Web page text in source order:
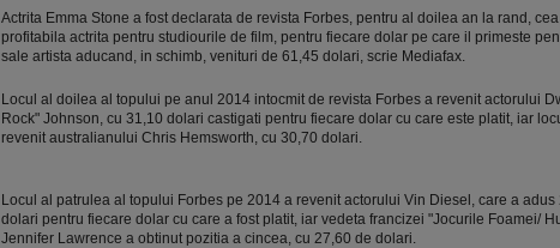
Actrita Emma Stone a fost declarata de revista Forbes, pentru al doilea an la rand,
profitabila actrita pentru studiourile de film, pentru fiecare dolar pe care il primeste
sale artista aducand, in schimb, venituri de 61,45 dolari, scrie Mediafax.
Locul al doilea al topului pe anul 2014 intocmit de revista Forbes a revenit actorului
Rock" Johnson, cu 31,10 dolari castigati pentru fiecare dolar cu care este platit, iar
revenit australianului Chris Hemsworth, cu 30,70 dolari.
Locul al patrulea al topului Forbes pe 2014 a revenit actorului Vin Diesel, care a adus
dolari pentru fiecare dolar cu care a fost platit, iar vedeta francizei "Jocurile Foamei/
Jennifer Lawrence a obtinut pozitia a cincea, cu 27,60 de dolari.